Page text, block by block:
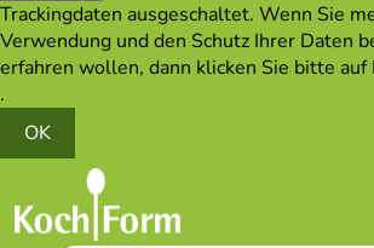
Trackingdaten ausgeschaltet. Wenn Sie
Verwendung und den Schutz Ihrer Daten
erfahren wollen, dann klicken Sie bitte auf
.
OK